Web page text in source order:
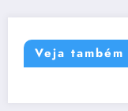
Veja